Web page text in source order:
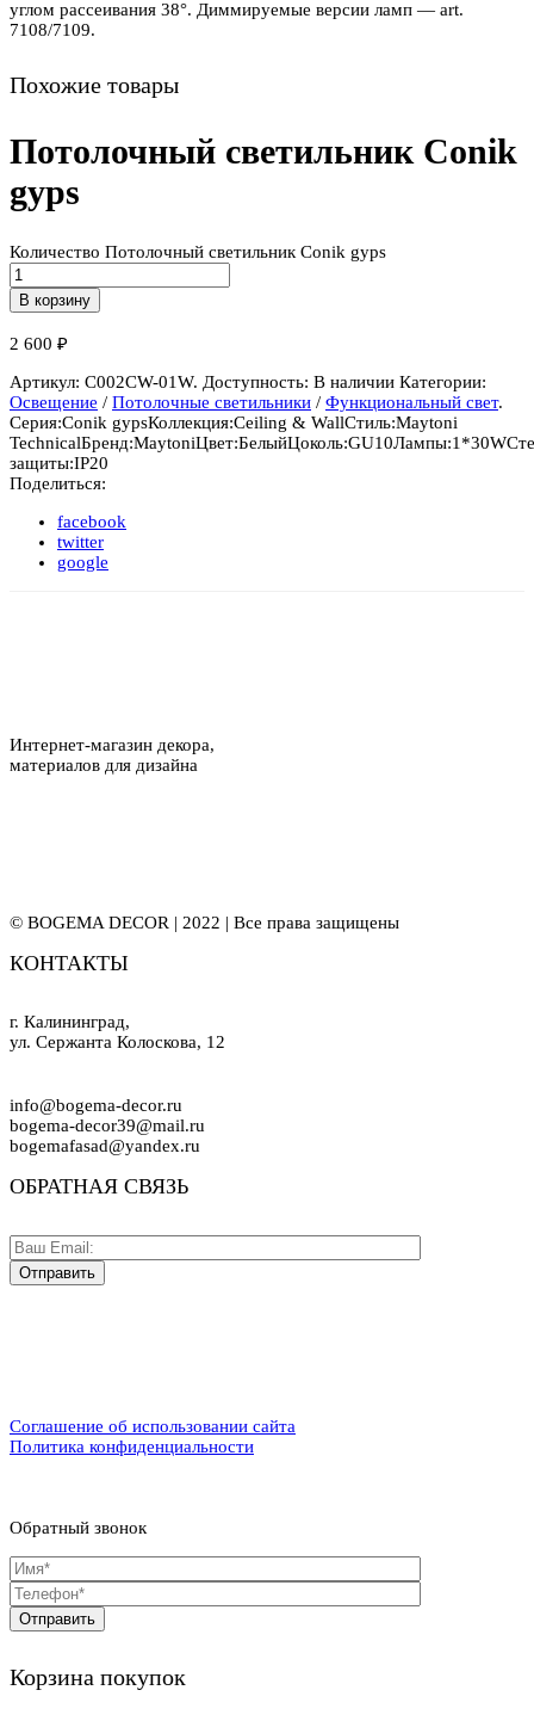
углом рассеивания 38°. Диммируемые версии ламп — art.
7108/7109.
Похожие товары
Потолочный светильник Conik
gyps
Количество Потолочный светильник Conik gyps
В корзину
2 600 ₽
Артикул: C002CW-01W. Доступность: В наличии Категории:
Освещение / Потолочные светильники / Функциональный свет.
Серия:Conik gypsКоллекция:Ceiling & WallСтиль:Maytoni
TechnicalБренд:MaytoniЦвет:БелыйЦоколь:GU10Лампы:1*30W
защиты:IP20
Поделиться:
facebook
twitter
google
Интернет-магазин декора,
материалов для дизайна
© BOGEMA DECOR | 2022 | Все права защищены
КОНТАКТЫ
г. Калининград,
ул. Сержанта Колоскова, 12
info@bogema-decor.ru
bogema-decor39@mail.ru
bogemafasad@yandex.ru
ОБРАТНАЯ СВЯЗЬ
Соглашение об использовании сайта
Политика конфиденциальности
Обратный звонок
Корзина покупок